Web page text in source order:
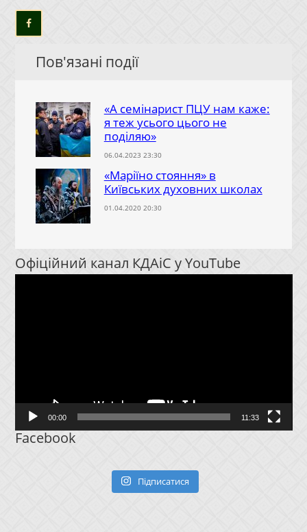
Пов'язані події
«А семінарист ПЦУ нам каже:
я теж усього цього не
поділяю»
06.04.2023 23:30
«Маріїно стояння» в
Київських духовних школах
01.04.2020 20:30
Офіційний канал КДАіС у YouTube
Відеопрогравач
00:00 11:33
Facebook
Підписатися